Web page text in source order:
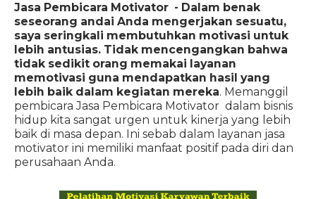
Jasa Pembicara Motivator - Dalam benak
seseorang andai Anda mengerjakan sesuatu,
saya seringkali membutuhkan motivasi untuk
lebih antusias. Tidak mencengangkan bahwa
tidak sedikit orang memakai layanan
memotivasi guna mendapatkan hasil yang
lebih baik dalam kegiatan mereka. Memanggil
pembicara Jasa Pembicara Motivator dalam bisnis
hidup kita sangat urgen untuk kinerja yang lebih
baik di masa depan. Ini sebab dalam layanan jasa
motivator ini memiliki manfaat positif pada diri dan
perusahaan Anda.